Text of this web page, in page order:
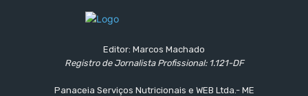
Editor: Marcos Machado
Registro de Jornalista Profissional: 1.121-DF
Panaceia Serviços Nutricionais e WEB Ltda.- ME